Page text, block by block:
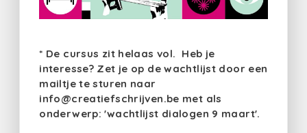
* De cursus zit helaas vol. Heb je
interesse? Zet je op de wachtlijst door een
mailtje te sturen naar
info@creatiefschrijven.be met als
onderwerp: 'wachtlijst dialogen 9 maart'.